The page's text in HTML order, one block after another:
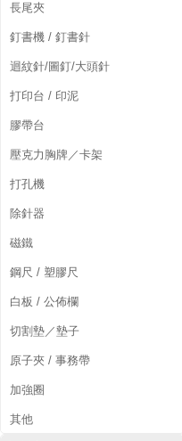
長尾夾
釘書機 / 釘書針
迴紋針/圖釘/大頭針
打印台 / 印泥
膠帶台
壓克力胸牌／卡架
打孔機
除針器
磁鐵
鋼尺 / 塑膠尺
白板 / 公佈欄
切割墊／墊子
原子夾 / 事務帶
加強圈
其他